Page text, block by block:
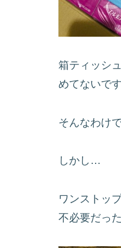
箱ティッシ
めてないで
そんなわけ
しかし…
ワンストッ
不必要だっ